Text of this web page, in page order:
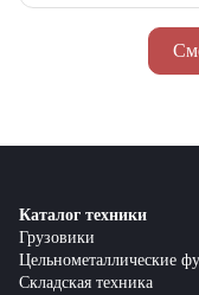
Каталог техники
Грузовики
Цельнометаллические
Складская техника